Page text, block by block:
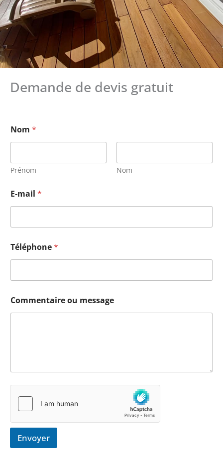
Demande de devis gratuit
Nom *
Prénom Nom
E-mail *
Téléphone*
Commentaire ou message
Envoyer